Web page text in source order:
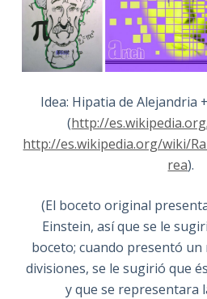
Idea: Hipatia de Alejandria
(http://
http://es.wikipedia.org/wiki/
rea).
(El boceto original
Einstein, así que se le
boceto; cuando presentó
divisiones, se le sugirió que
y que se representara